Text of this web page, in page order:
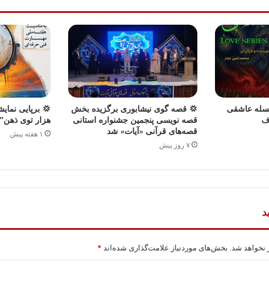
عاشقی
💢 قصه گوی نیشابوری برگزیده بخش
قصه نویسی پنجمین جشنواره استانی
قصه‌های قرآنی «آیات» شد
۷ روز پیش
💢 برپایی
هزار توی
۱ هفته پیش
شد. بخش‌های موردنیاز علامت‌گذاری شده‌اند *